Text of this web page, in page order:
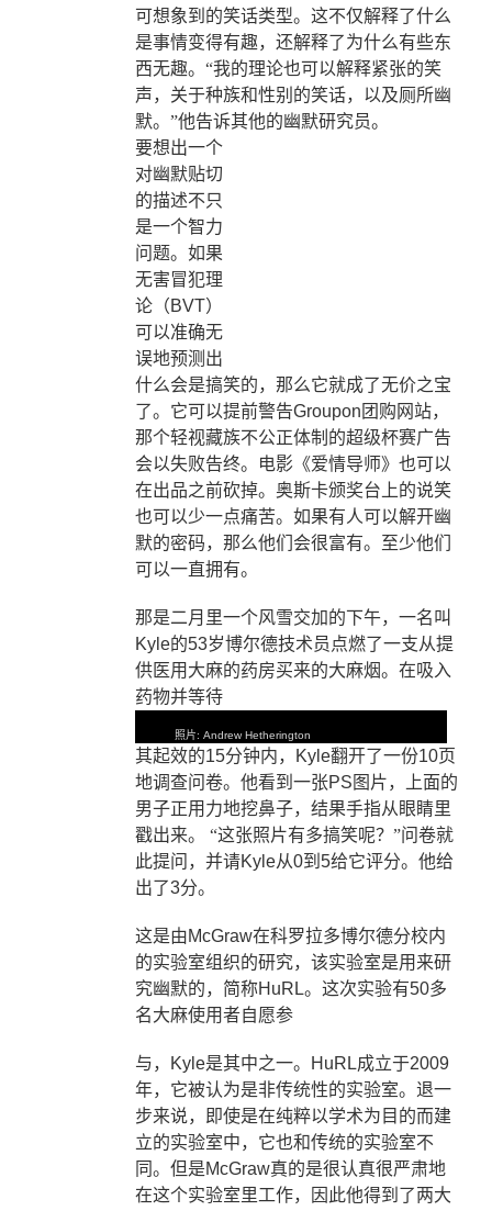
可想象到的笑话类型。这不仅解释了什么
是事情变得有趣，还解释了为什么有些东
西无趣。“我的理论也可以解释紧张的笑
声，关于种族和性别的笑话，以及厕所幽
默。”他告诉其他的幽默研究员。
要想出一个
对幽默贴切
的描述不只
是一个智力
问题。如果
无害冒犯理
论（BVT）
可以准确无
误地预测出
什么会是搞笑的，那么它就成了无价之宝
了。它可以提前警告Groupon 团购网站，
那个轻视藏族不公正体制的超级杯赛广告
会以失败告终。电影《爱情导师》也可以
在出品之前砍掉。奥斯卡颁奖台上的说笑
也可以少一点痛苦。如果有人可以解开幽
默的密码，那么他们会很富有。至少他们
可以一直拥有。
那是二月里一个风雪交加的下午， 一名叫
Kyle的53岁博尔德技术员点燃了一支从提
供医用大麻的药房买来的大麻烟。在吸入
药物并等待
照片: Andrew Hetherington
其起效的15分钟内， Kyle翻开了一份10页
地调查问卷。他看到一张PS 图片，上面的
男子正用力地挖鼻子，结果手指从眼睛里
戳出来。
“这张照片有多搞笑呢？”问卷就
此提问，并请Kyle从0到 5给它评分。他给
出了3分。
这是由McGraw在科罗拉多博尔德分校内
的实验室组织的研究，该实验室是用 来研
究幽默的，简称HuRL。这次实验有50多
名大麻使用者自愿参
与， Kyle是其中之一。 HuRL成立于2009
年，它被认为是非传统性的实验室。退一
步来说，即使是在纯粹以学术为目的而建
立的实验室中，它也和传统的实验室不
同。但是McGraw真的是很认真很严肃地
在这个实验室里工作，因此他得到了两大